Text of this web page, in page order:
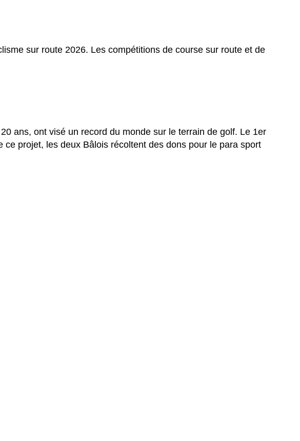
sur route 2026. Les compétitions de course sur route et de
ans, ont visé un record du monde sur le terrain de golf. Le 1er
projet, les deux Bâlois récoltent des dons pour le para sport